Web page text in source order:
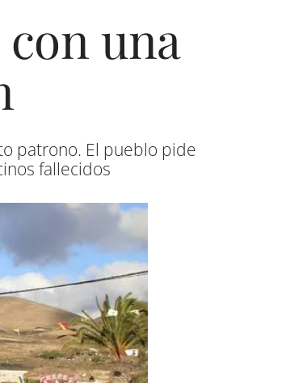
una
patrono. El pueblo pide
fallecidos